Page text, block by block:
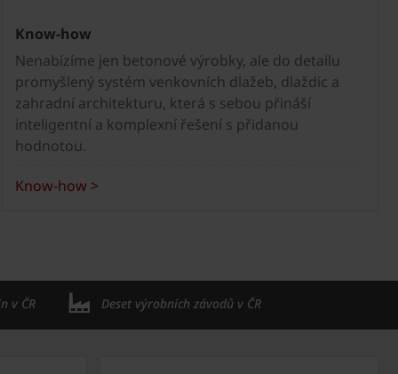
Know-how
Nenabízíme jen betonové výrobky, ale do detailu
promyšlený systém venkovních dlažeb, dlaždic a
zahradní architekturu, která s sebou přináší
inteligentní a komplexní řešení s přidanou
hodnotou.
Know-how >
v ČR Deset výrobních závodů v ČR